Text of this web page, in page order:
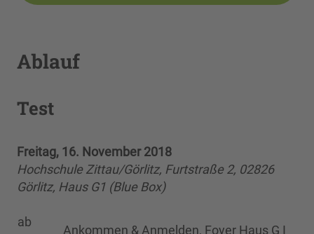
Ablauf
Test
Freitag, 16. November 2018
Hochschule Zittau/Görlitz, Furtstraße 2, 02826
Görlitz, Haus G1 (Blue Box)
ab
Ankommen & Anmelden, Foyer Haus G I